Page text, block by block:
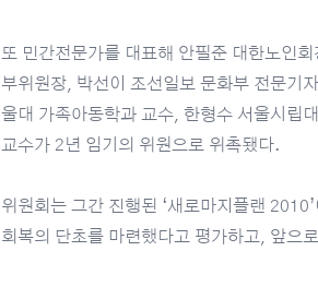
또 민간전문가를 대표해 안필준 대한노인
부위원장, 박선이 조선일보 문화부 전문기
울대 가족아동학과 교수, 한형수 서울시립
교수가 2년 임기의 위원으로 위촉됐다.
위원회는 그간 진행된 ‘새로마지플랜
회복의 단초를 마련했다고 평가하고, 앞으